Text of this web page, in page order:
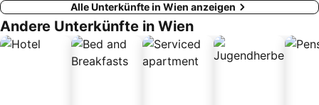
Alle Unterkünfte in Wien anzeigen
Andere Unterkünfte in Wien